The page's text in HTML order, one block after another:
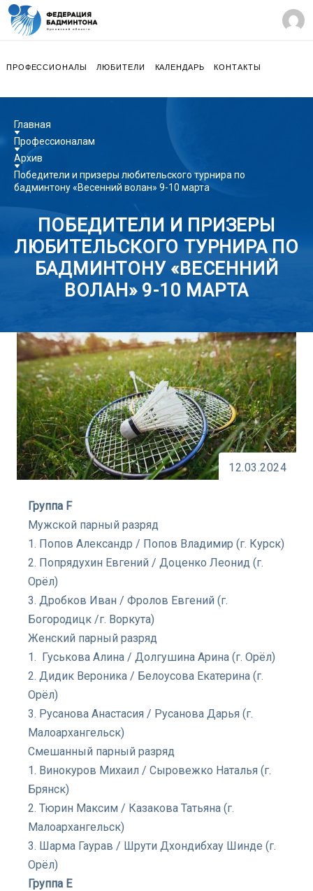
ПРОФЕССИОНАЛЫ ЛЮБИТЕЛИ КАЛЕНДАРЬ КОНТАКТЫ
Главная
Профессионалам
Архив
Победители и призеры любительского турнира по
бадминтону «Весенний волан» 9-10 марта
ПОБЕДИТЕЛИ И ПРИЗЕРЫ
ЛЮБИТЕЛЬСКОГО ТУРНИРА ПО
БАДМИНТОНУ «ВЕСЕННИЙ
ВОЛАН» 9-10 МАРТА
12.03.2024
Группа F
Мужской парный разряд
1. Попов Александр / Попов Владимир (г. Курск)
2. Попрядухин Евгений / Доценко Леонид (г.
Орёл)
3. Дробков Иван / Фролов Евгений (г.
Богородицк /г. Воркута)
Женский парный разряд
1. Гуськова Алина / Долгушина Арина (г. Орёл)
2. Дидик Вероника / Белоусова Екатерина (г.
Орёл)
3. Русанова Анастасия / Русанова Дарья (г.
Малоархангельск)
Смешанный парный разряд
1. Винокуров Михаил / Сыровежко Наталья (г.
Брянск)
2. Тюрин Максим / Казакова Татьяна (г.
Малоархангельск)
3. Шарма Гаурав / Шрути Дхондибхау Шинде (г.
Орёл)
Группа Е